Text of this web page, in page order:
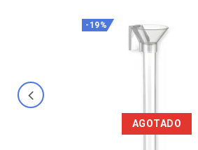
AGOTADO
-19%